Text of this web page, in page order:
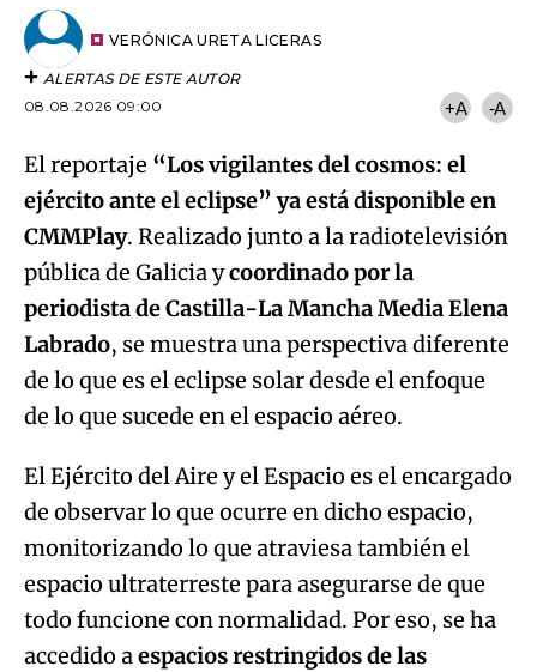
VERÓNICA URETA LICERAS
ALERTAS DE ESTE AUTOR
08.08.2026 09:00
+A -A
El reportaje “Los vigilantes del cosmos: el
ejército ante el eclipse” ya está disponible en
CMMPlay. Realizado junto a la radiotelevisión
pública de Galicia ycoordinado por la
periodista de Castilla-La Mancha Media Elena
Labrado, se muestra una perspectiva diferente
de lo que es el eclipse solar desde el enfoque
de lo que sucede en el espacio aéreo.
El Ejército del Aire y el Espacio es el encargado
de observar lo que ocurre en dicho espacio,
monitorizando lo que atraviesa también el
espacio ultraterreste para asegurarse de que
todo funcione con normalidad. Por eso, se ha
accedido aespacios restringidos de las